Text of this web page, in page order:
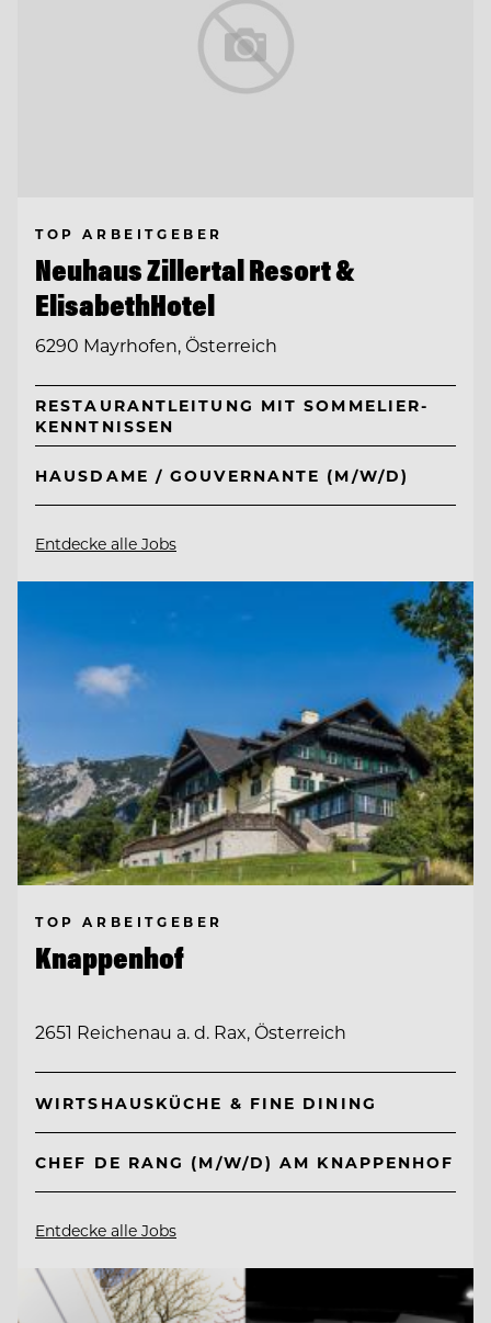
TOP ARBEITGEBER
Neuhaus Zillertal Resort &
ElisabethHotel
6290 Mayrhofen, Österreich
RESTAURANTLEITUNG MIT SOMMELIER-
KENNTNISSEN
HAUSDAME / GOUVERNANTE (M/W/D)
Entdecke alle Jobs
TOP ARBEITGEBER
Knappenhof
2651 Reichenau a. d. Rax, Österreich
WIRTSHAUSKÜCHE & FINE DINING
CHEF DE RANG (M/W/D) AM KNAPPENHOF
Entdecke alle Jobs